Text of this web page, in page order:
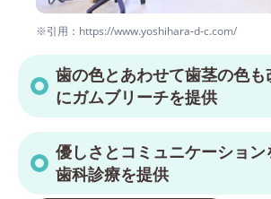
※引用：https://www.yoshihara-d-c.com/
歯の色とあわせて歯茎の色
にガムブリーチを提供
優しさとコミュニケーション
歯科診療を提供